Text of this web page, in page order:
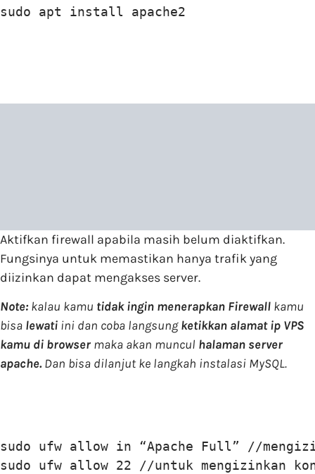
sudo apt install apache2
Aktifkan firewall apabila masih belum diaktifkan.
Fungsinya untuk memastikan hanya trafik yang
diizinkan dapat mengakses server.
Note: kalau kamu tidak ingin menerapkan Firewall kamu
bisa lewati ini dan coba langsungketikkan alamat ip VPS
kamu di browser maka akan muncul halaman server
apache.Dan bisa dilanjut ke langkah instalasi MySQL.
sudo ufw allow in “Apache Full” //
sudo ufw allow 22 //untuk mengizinkan